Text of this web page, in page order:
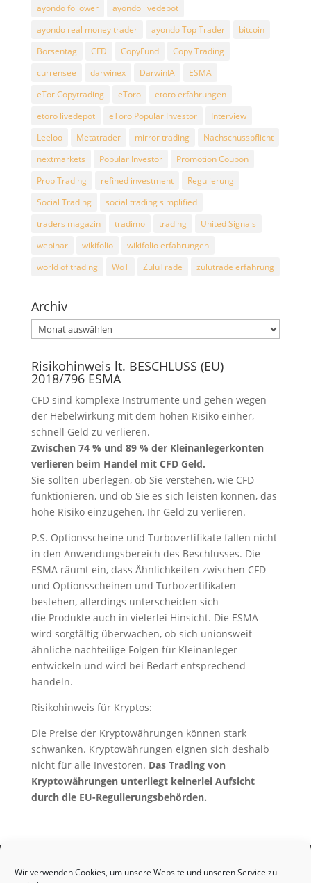
Wir verwenden Cookies, um unsere Website und unseren Service zu
ayondo follower
ayondo livedepot
ayondo real money trader
ayondo Top Trader
bitcoin
Börsentag
CFD CopyFund
Copy Trading
currensee
darwinex DarwinIA
ESMA
eTor Copytrading
eToro
etoro erfahrungen
etoro livedepot
eToro Popular Investor
Interview
Leeloo
Metatrader mirror trading
Nachschusspflicht
nextmarkets
Popular Investor
Promotion Coupon
Prop Trading
refined investment
Regulierung
Social Trading
social trading simplified
traders magazin
tradimo trading
United Signals
webinar
wikifolio
wikifolio erfahrungen
world of trading
WoT ZuluTrade zulutrade erfahrung
Archiv
Archiv
Risikohinweis lt. BESCHLUSS (EU)
2018/796 ESMA
CFD sind komplexe Instrumente und gehen wegen
der Hebelwirkung mit dem hohen Risiko einher,
schnell Geld zu verlieren.
Zwischen 74 % und 89 % der Kleinanlegerkonten
verlieren beim Handel mit CFD Geld.
Sie sollten überlegen, ob Sie verstehen, wie CFD
funktionieren, und ob Sie es sich leisten können, das
hohe Risiko einzugehen, Ihr Geld zu verlieren.
P.S. Optionsscheine und Turbozertifikate fallen nicht
in den Anwendungsbereich des Beschlusses. Die
ESMA räumt ein, dass Ähnlichkeiten zwischen CFD
und Optionsscheinen und Turbozertifikaten
bestehen, allerdings unterscheiden sich
die Produkte auch in vielerlei Hinsicht. Die ESMA
wird sorgfältig überwachen, ob sich unionsweit
ähnliche nachteilige Folgen für Kleinanleger
entwickeln und wird bei Bedarf entsprechend
handeln.
Risikohinweis für Kryptos:
Die Preise der Kryptowährungen können stark
schwanken. Kryptowährungen eignen sich deshalb
nicht für alle Investoren. Das Trading von
Kryptowährungen unterliegt keinerlei Aufsicht
durch die EU-Regulierungsbehörden.
Collective2
eToro Social Investment Network